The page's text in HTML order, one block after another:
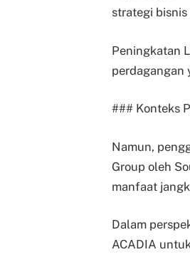
strategi bisnis
Peningkatan
perdagangan
### Konteks
Namun,
Group oleh
manfaat
Dalam
ACADIA